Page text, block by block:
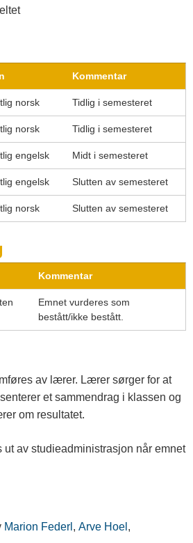
Kommentar
norsk Tidlig i semesteret
norsk Tidlig i semesteret
engelsk Midt i semesteret
engelsk Slutten av semesteret
norsk Slutten av semesteret
Kommentar
Emnet vurderes som
bestått/ikke bestått.
av lærer. Lærer sørger for at
et sammendrag i klassen og
om resultatet.
ut av studieadministrasjon når emnet
Marion Federl , Arve Hoel ,